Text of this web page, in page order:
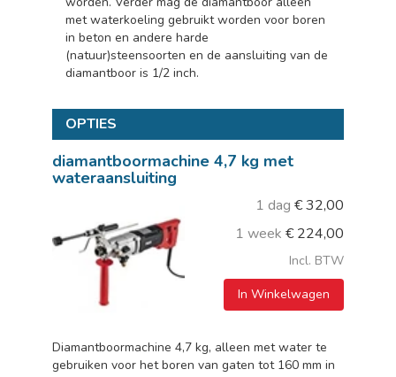
met waterkoeling gebruikt worden voor boren
in beton en andere harde
(natuur)steensoorten en de aansluiting van de
diamantboor is 1/2 inch.
OPTIES
diamantboormachine 4,7 kg met
wateraansluiting
1 dag €32,00
1 week € 224,00
Incl. BTW
In Winkelwagen
Diamantboormachine 4,7 kg, alleen met water te
gebruiken voor het boren van gaten tot 160 mm in